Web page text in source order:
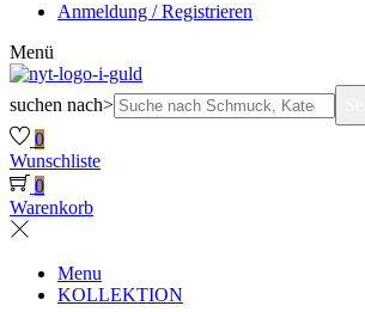
Anmeldung / Registrieren
Menü
suchen nach>
0
Wunschliste
0
Warenkorb
Menu
KOLLEKTION